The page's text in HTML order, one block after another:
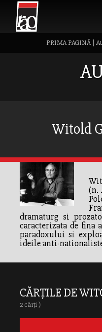
PRIMA PAGINĂ|
Witold
(n.
dramaturg si
caracterizata de fina
paradoxului si
ideile anti-
CĂRȚILE DE
2 cărți )